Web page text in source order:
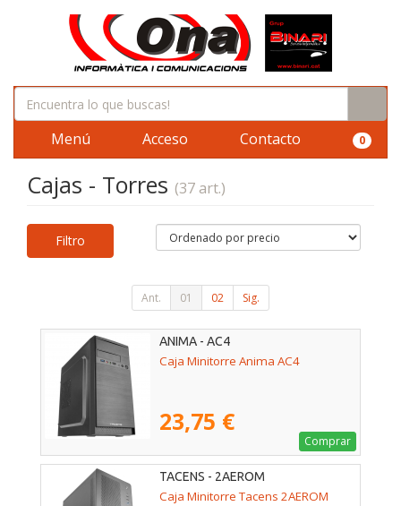
Menú Acceso Contacto 0
Cajas - Torres (37 art.)
Filtro
Ant. 01 02 Sig.
ANIMA - AC4
Caja Minitorre Anima AC4
23,75 €
Comprar
TACENS - 2AEROM
Caja Minitorre Tacens 2AEROM